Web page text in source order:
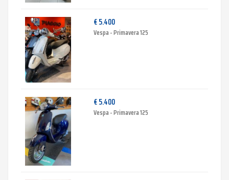
€ 5.400
Vespa - Primavera 125
€ 5.400
Vespa - Primavera 125